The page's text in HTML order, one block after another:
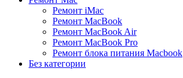
Ремонт iMac
Ремонт MacBook
Ремонт MacBook Air
Ремонт MacBook Pro
Ремонт блока питания Macbook
Без категории